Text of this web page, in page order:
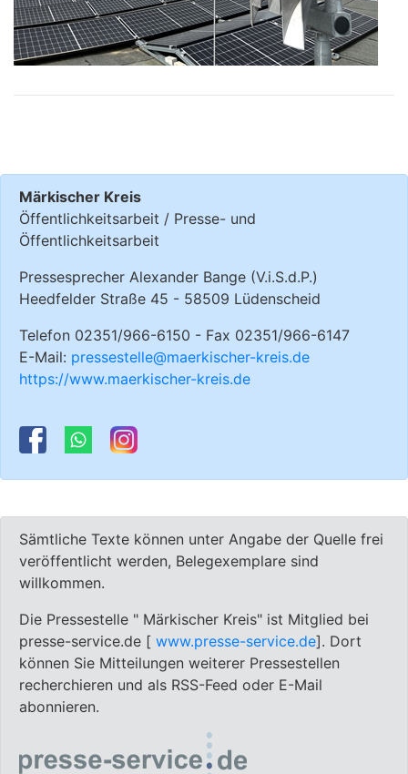
Märkischer Kreis
Öffentlichkeitsarbeit / Presse- und
Öffentlichkeitsarbeit
Pressesprecher Alexander Bange (V.i.S.d.P.)
Heedfelder Straße 45 - 58509 Lüdenscheid
Telefon 02351/966-6150 - Fax 02351/966-6147
E-Mail: pressestelle@maerkischer-kreis.de
https://www.maerkischer-kreis.de
Sämtliche Texte können unter Angabe der Quelle frei
veröffentlicht werden, Belegexemplare sind
willkommen.
Die Pressestelle " Märkischer Kreis" ist Mitglied bei
presse-service.de [ www.presse-service.de]. Dort
können Sie Mitteilungen weiterer Pressestellen
recherchieren und als RSS-Feed oder E-Mail
abonnieren.